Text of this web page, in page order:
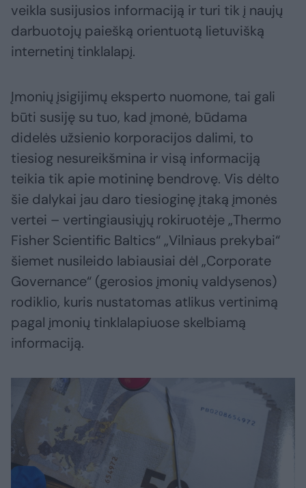
veikla susijusios informaciją ir turi tik į naujų
darbuotojų paiešką orientuotą lietuvišką
internetinį tinklalapį.
Įmonių įsigijimų eksperto nuomone, tai gali
būti susiję su tuo, kad įmonė, būdama
didelės užsienio korporacijos dalimi, to
tiesiog nesureikšmina ir visą informaciją
teikia tik apie motininę bendrovę. Vis dėlto
šie dalykai jau daro tiesioginę įtaką įmonės
vertei – vertingiausiųjų rokiruotėje „Thermo
Fisher Scientific Baltics“ „Vilniaus prekybai“
šiemet nusileido labiausiai dėl „Corporate
Governance“ (gerosios įmonių valdysenos)
rodiklio, kuris nustatomas atlikus vertinimą
pagal įmonių tinklalapiuose skelbiamą
informaciją.